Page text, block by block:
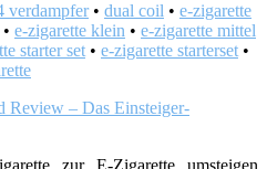
verdampfer• dual coil • e-zigarette
• e-zigarette klein • e-zigarette mittel
starter set • e-zigarette starterset •